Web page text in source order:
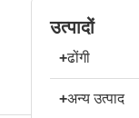
उत्पादों
+ढोंगी
+अन्य उत्पाद